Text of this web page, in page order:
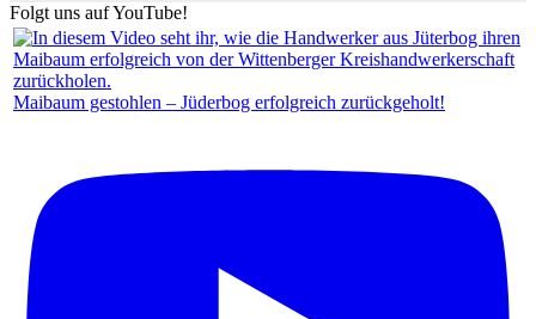
Folgt uns auf YouTube!
Maibaum gestohlen – Jüderbog erfolgreich zurückgeholt!